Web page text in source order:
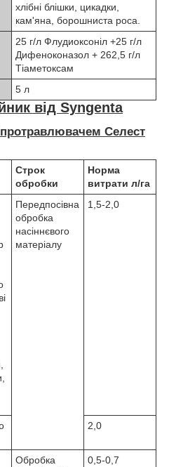
хлібні блішки, цикадки,
кам'яна, борошниста роса.
25 г/л Флудиоксоніл +25 г/л
Дифеноконазол + 262,5 г/л
Тіаметоксам
5 л
від Syngenta
Селест
Строк
обробки
Норма
витрати л/га
Передпосівна
обробка
насіннєвого
матеріалу
1,5-2,0
2,0
Обробка
0,5-0,7